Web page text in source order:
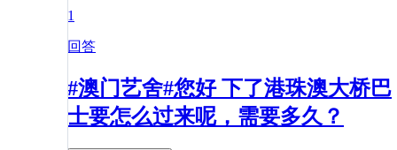
1
回答
#澳门艺舍#您好 下了港珠澳大桥巴
士要怎么过来呢，需要多久？